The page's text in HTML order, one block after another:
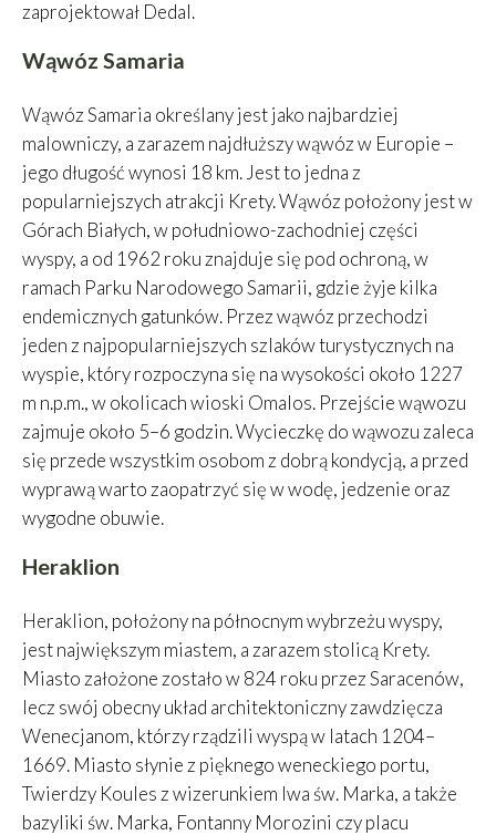
zaprojektował Dedal.
Wąwóz Samaria
Wąwóz Samaria określany jest jako najbardziej
malowniczy, a zarazem najdłuższy wąwóz w Europie –
jego długość wynosi 18 km. Jest to jedna z
popularniejszych atrakcji Krety. Wąwóz położony jest w
Górach Białych, w południowo-zachodniej części
wyspy, a od 1962 roku znajduje się pod ochroną, w
ramach Parku Narodowego Samarii, gdzie żyje kilka
endemicznych gatunków. Przez wąwóz przechodzi
jeden z najpopularniejszych szlaków turystycznych na
wyspie, który rozpoczyna się na wysokości około 1227
m n.p.m., w okolicach wioski Omalos. Przejście wąwozu
zajmuje około 5–6 godzin. Wycieczkę do wąwozu zaleca
się przede wszystkim osobom z dobrą kondycją, a przed
wyprawą warto zaopatrzyć się w wodę, jedzenie oraz
wygodne obuwie.
Heraklion
Heraklion, położony na północnym wybrzeżu wyspy,
jest największym miastem, a zarazem stolicą Krety.
Miasto założone zostało w 824 roku przez Saracenów,
lecz swój obecny układ architektoniczny zawdzięcza
Wenecjanom, którzy rządzili wyspą w latach 1204–
1669. Miasto słynie z pięknego weneckiego portu,
Twierdzy Koules z wizerunkiem lwa św. Marka, a także
bazyliki św. Marka, Fontanny Morozini czy placu